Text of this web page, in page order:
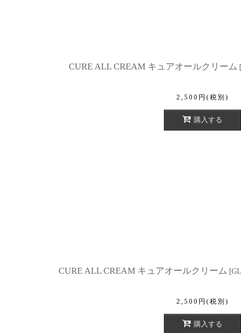
CURE ALL CREAM キュアオールクリーム [
2,500 円 (税別)
購入する
CURE ALL CREAM キュアオールクリーム [
2,500 円 (税別)
購入する